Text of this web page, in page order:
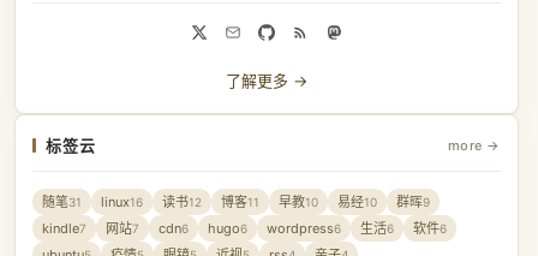
了解更多 →
标签云 more →
随笔31 linux16 读书12 博客11 早教10 易经10 群晖9
kindle7 网站7 cdn6 hugo6 wordpress6 生活6 软件6